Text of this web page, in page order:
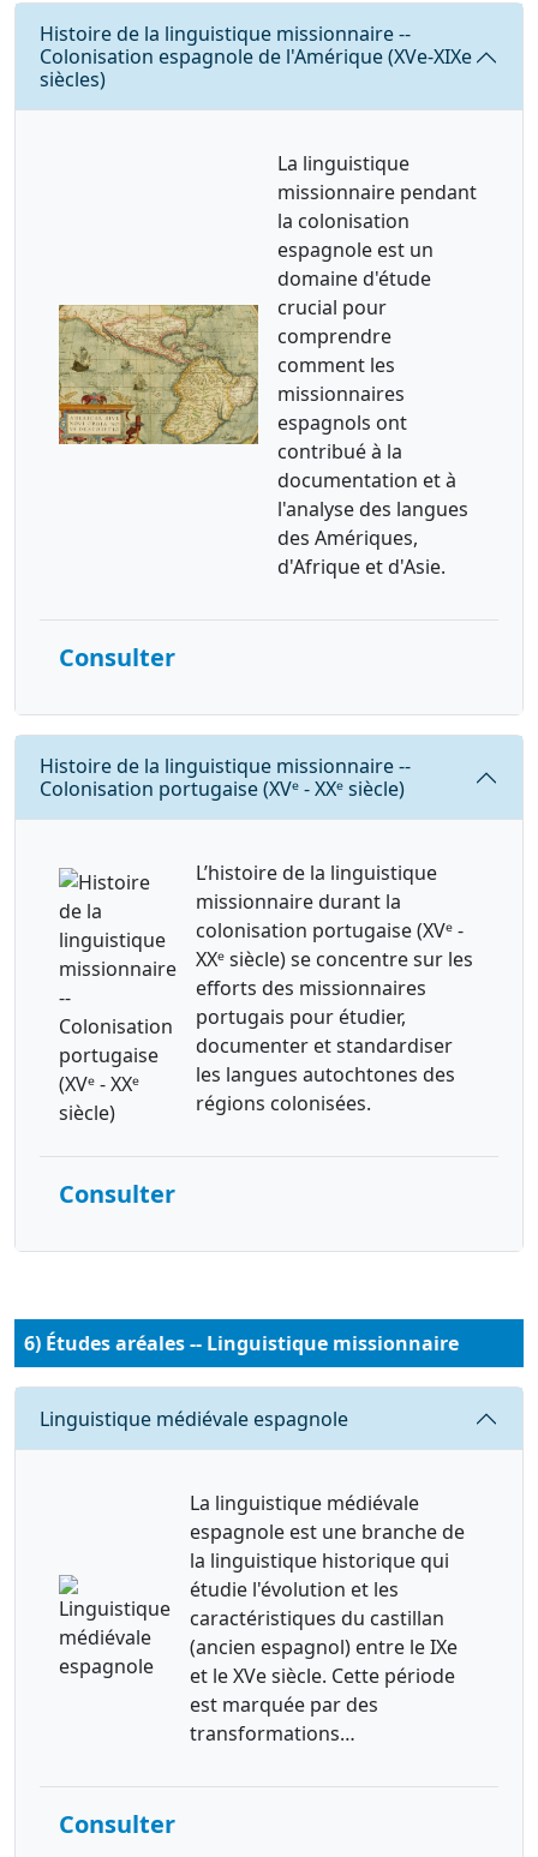
Requête
Histoire de la linguistique missionnaire --
Colonisation espagnole de l'Amérique (XVe-XIXe
siècles)
La linguistique
missionnaire pendant
la colonisation
espagnole est un
domaine d'étude
crucial pour
comprendre
comment les
missionnaires
espagnols ont
contribué à la
documentation et à
l'analyse des langues
des Amériques,
d'Afrique et d'Asie.
Consulter
Requête
Histoire de la linguistique missionnaire --
Colonisation portugaise (XVᵉ - XXᵉ siècle)
L’histoire de la linguistique
missionnaire durant la
colonisation portugaise (XVᵉ -
XXᵉ siècle) se concentre sur les
efforts des missionnaires
portugais pour étudier,
documenter et standardiser
les langues autochtones des
régions colonisées.
Consulter
6) Études aréales -- Linguistique missionnaire
Requête
Linguistique médiévale espagnole
La linguistique médiévale
espagnole est une branche de
la linguistique historique qui
étudie l'évolution et les
caractéristiques du castillan
(ancien espagnol) entre le IXe
et le XVe siècle. Cette période
est marquée par des
transformations…
Consulter